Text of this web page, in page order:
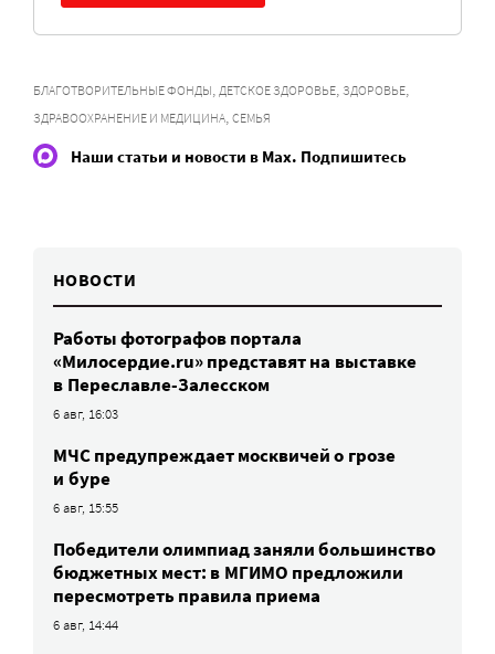
БЛАГОТВОРИТЕЛЬНЫЕ ФОНДЫ, ДЕТСКОЕ ЗДОРОВЬЕ, ЗДОРОВЬЕ,
ЗДРАВООХРАНЕНИЕ И МЕДИЦИНА, СЕМЬЯ
Наши статьи и новости в Max. Подпишитесь
НОВОСТИ
Работы фотографов портала
«Милосердие.ru» представят на выставке
в Переславле-Залесском
6 авг, 16:03
МЧС предупреждает москвичей о грозе
и буре
6 авг, 15:55
Победители олимпиад заняли большинство
бюджетных мест: в МГИМО предложили
пересмотреть правила приема
6 авг, 14:44